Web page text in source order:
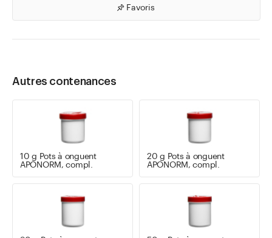
Favoris
Autres contenances
10 g Pots à onguent
APONORM, compl.
20 g Pots à onguent
APONORM, compl.